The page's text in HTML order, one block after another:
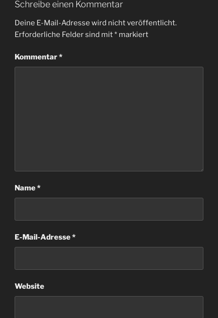
Schreibe einen Kommentar
Deine E-Mail-Adresse wird nicht veröffentlicht.
Erforderliche Felder sind mit* markiert
Kommentar*
Name*
E-Mail-Adresse*
Website